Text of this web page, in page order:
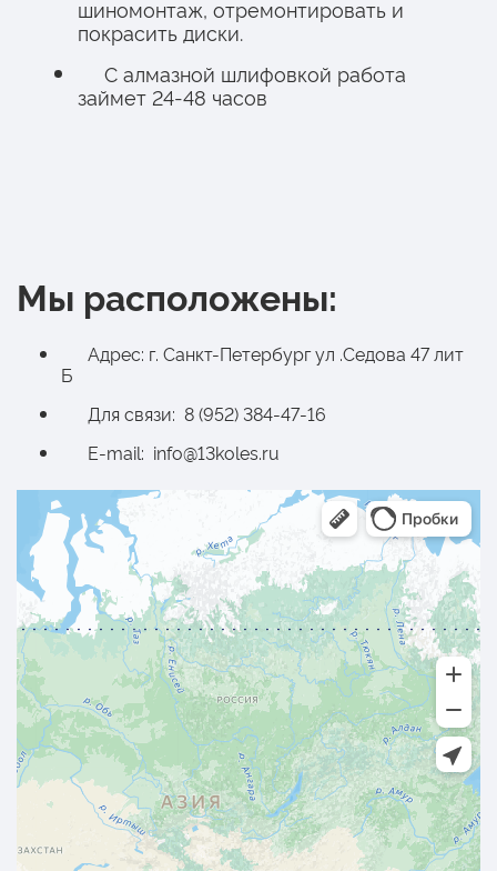
шиномонтаж, отремонтировать и
покрасить диски.
С алмазной шлифовкой работа
займет 24-48 часов
Мы расположены:
Адрес: г. Санкт-Петербург ул .Седова 47 лит
Б
Для связи: 8 (952) 384-47-16
E-mail: info@13koles.ru